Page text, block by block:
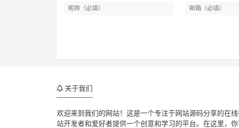
关于我们
欢迎来到我们的网站！这是一个专注于网站源码分享的在
站开发者和爱好者提供一个创意和学习的平台。在这里，